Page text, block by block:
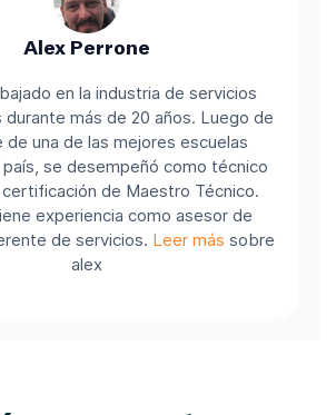
Alex Perrone
en la industria de servicios
más de 20 años. Luego de
de una de las mejores escuelas
se desempeñó como técnico
de Maestro Técnico.
experiencia como asesor de
de servicios. Leer más sobre
alex